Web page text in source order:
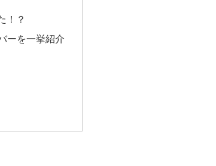
！？
ーを一挙紹介